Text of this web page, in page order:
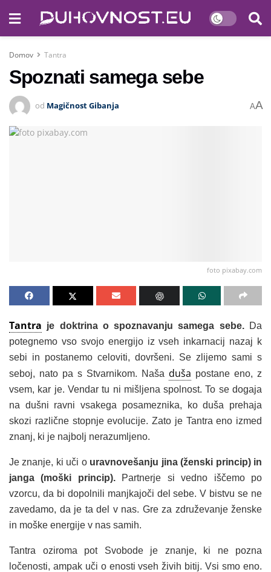
Domov Tantra
Spoznati samega sebe
od Magičnost Gibanja AA
foto pixabay.com
Tantra je doktrina o spoznavanju samega sebe.Da
potegnemo vso svojo energijo iz vseh inkarnacij nazaj k
sebi in postanemo celoviti, dovršeni. Se zlijemo sami s
seboj, nato pa s Stvarnikom. Naša duša postane eno, z
vsem, kar je. Vendar tu ni mišljena spolnost. To se dogaja
na dušni ravni vsakega posameznika, ko duša prehaja
skozi različne stopnje evolucije. Zato je Tantra eno izmed
znanj, ki je najbolj nerazumljeno.
Je znanje, ki uči o uravnovešanju jina (ženski princip) in
janga (moški princip).Partnerje si vedno iščemo po
vzorcu, da bi dopolnili manjkajoči del sebe. V bistvu se ne
zavedamo, da je ta del v nas. Gre za združevanje ženske
in moške energije v nas samih.
Tantra oziroma pot Svobode je znanje, ki ne pozna
ločenosti, ampak uči o enosti vseh živih bitij. Vsi smo eno.